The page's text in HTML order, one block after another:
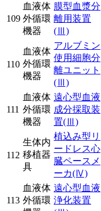
109
血液体
外循環
機器
膜型血漿分
離用装置
(Ⅲ)
110
血液体
外循環
機器
アルブミン
使用細胞分
離ユニット
(Ⅲ)
111
血液体
外循環
機器
遠心型血液
成分採取装
置(Ⅲ)
112
生体内
移植器
具
植込み型リ
ードレス心
臓ペースメ
ーカ(Ⅳ)
113
血液体
外循環
遠心型血液
浄化装置